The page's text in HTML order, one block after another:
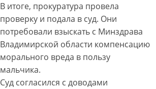
В итоге, прокуратура провела
проверку и подала в суд. Они
потребовали взыскать с Минздрава
Владимирской области компенсацию
морального вреда в пользу
мальчика.
Суд согласился с доводами